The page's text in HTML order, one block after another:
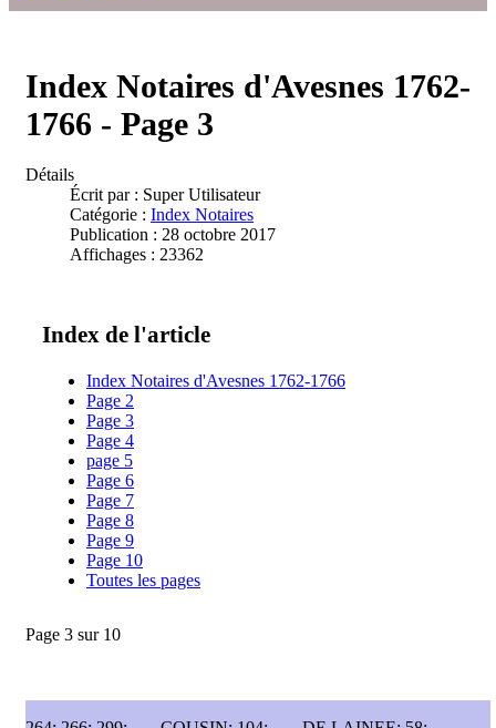
Index Notaires d'Avesnes 1762-
1766 - Page 3
Détails
Écrit par : Super Utilisateur
Catégorie : Index Notaires
Publication : 28 octobre 2017
Affichages : 23362
Index de l'article
Index Notaires d'Avesnes 1762-1766
Page 2
Page 3
Page 4
page 5
Page 6
Page 7
Page 8
Page 9
Page 10
Toutes les pages
Page 3 sur 10